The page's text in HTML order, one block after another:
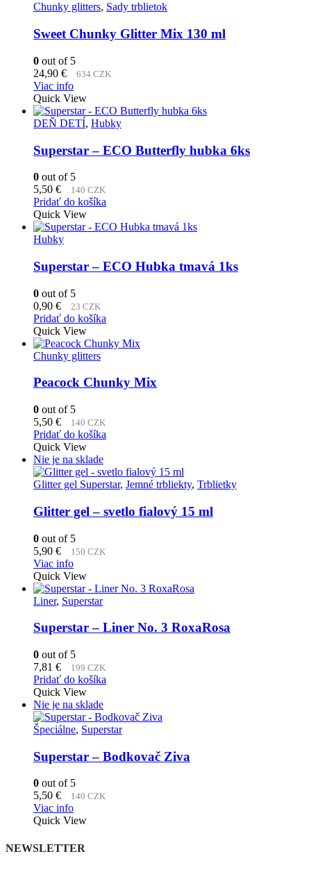
Chunky glitters, Sady trblietok
Sweet Chunky Glitter Mix 130 ml
0 out of 5
24,90 € 634 CZK
Viac info
Quick View
DEŇ DETÍ, Hubky
Superstar – ECO Butterfly hubka 6ks
0 out of 5
5,50 € 140 CZK
Pridať do košíka
Quick View
Hubky
Superstar – ECO Hubka tmavá 1ks
0 out of 5
0,90 € 23 CZK
Pridať do košíka
Quick View
Chunky glitters
Peacock Chunky Mix
0 out of 5
5,50 € 140 CZK
Pridať do košíka
Quick View
Nie je na sklade
Glitter gel Superstar, Jemné trbliekty, Trblietky
Glitter gel – svetlo fialový 15 ml
0 out of 5
5,90 € 150 CZK
Viac info
Quick View
Liner, Superstar
Superstar – Liner No. 3 RoxaRosa
0 out of 5
7,81 € 199 CZK
Pridať do košíka
Quick View
Nie je na sklade
Špeciálne, Superstar
Superstar – Bodkovač Ziva
0 out of 5
5,50 € 140 CZK
Viac info
Quick View
NEWSLETTER